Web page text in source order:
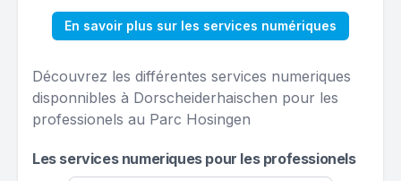
En savoir plus sur les services numériques
Découvrez les différentes services numeriques
disponnibles à Dorscheiderhaischen pour les
professionels au Parc Hosingen
Les services numeriques pour les professionels